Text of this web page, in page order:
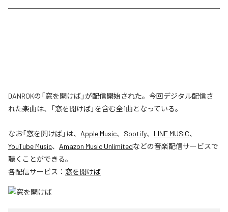
DANROKの「窓を開けば」が配信開始された。今回デジタル配信さ
れた楽曲は、「窓を開けば」を含む全1曲となっている。
なお「窓を開けば」は、 Apple Music、 Spotify、 LINE MUSIC、
YouTube Music、 Amazon Music Unlimitedなどの音楽配信サービスで
聴くことができる。
各配信サービス： 窓を開けば